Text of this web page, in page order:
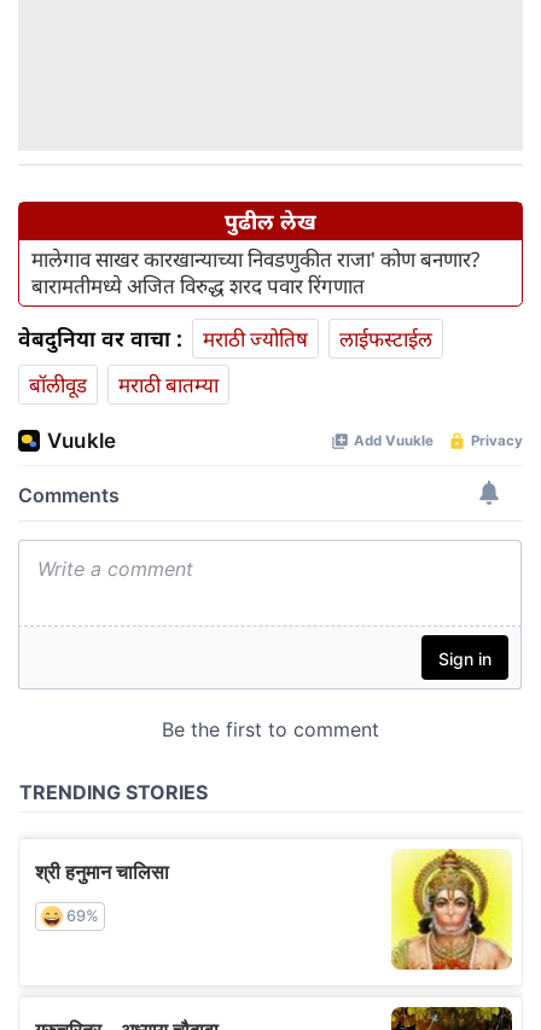
पुढील लेख
मालेगाव साखर कारखान्याच्या निवडणुकीत राजा' कोण बनणार?
बारामतीमध्ये अजित विरुद्ध शरद पवार रिंगणात
वेबदुनिया वर वाचा : मराठी ज्योतिष
लाईफस्टाईल
बॉलीवूड
मराठी बातम्या